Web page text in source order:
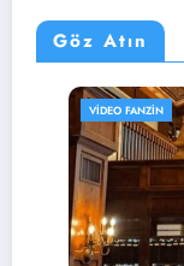
Göz Atın
VIDEO FANZIN